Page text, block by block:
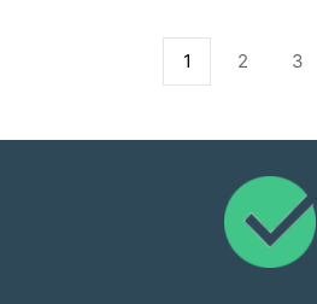
1 2 3